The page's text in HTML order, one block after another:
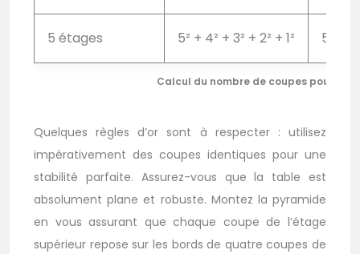
Calcul du nombre de coupes pour
5 étages 5² + 4² + 3² + 2² + 1² 55
Quelques règles d’or sont à respecter : utilisez
impérativement des coupes identiques pour une
stabilité parfaite. Assurez-vous que la table est
absolument plane et robuste. Montez la pyramide
en vous assurant que chaque coupe de l’étage
supérieur repose sur les bords de quatre coupes de